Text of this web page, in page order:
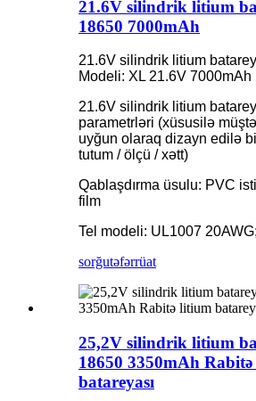
21.6V silindrik litium
18650 7000mAh
21.6V silindrik litium
Modeli: XL 21.6V 7000mAh
21.6V silindrik litium
parametrləri (xüsusilə
uyğun olaraq dizayn edilə
tutum / ölçü / xətt)
Qablaşdırma üsulu: PVC
film
Tel modeli: UL1007
sorğutəfərrüat
25,2V silindrik litium
18650 3350mAh
batareyası